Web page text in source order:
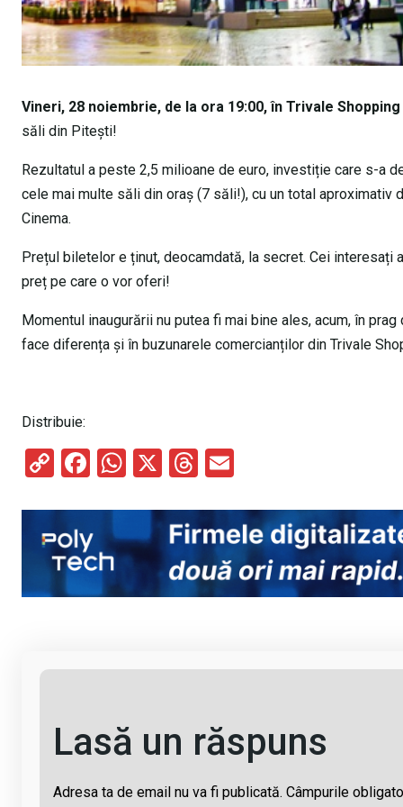
Vineri, 28 noiembrie, de la ora 19:00, în Trivale
săli din Piteşti!
Rezultatul a peste 2,5 milioane de euro, investiție care s-a
cele mai multe săli din oraș (7 săli!), cu un total
Cinema.
Prețul biletelor e ținut, deocamdată, la secret. Cei
preț pe care o vor oferi!
Momentul inaugurării nu putea fi mai bine ales, acum, în
face diferența și în buzunarele comercianților din Trivale
Distribuie:
C
py
Li
n
k
F
ce
b
o
o
W
at
s
A
p
X
T
e
a
d
s
ail
Lasă un răspuns
Adresa ta de email nu va fi publicată. Câmpurile